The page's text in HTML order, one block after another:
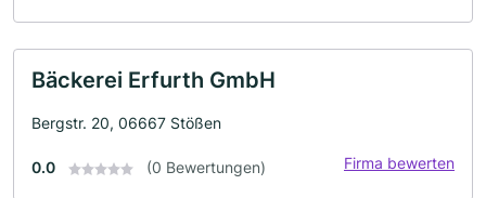
Bäckerei Erfurth GmbH
Bergstr. 20, 06667 Stößen
0.0 (0 Bewertungen) Firma bewerten